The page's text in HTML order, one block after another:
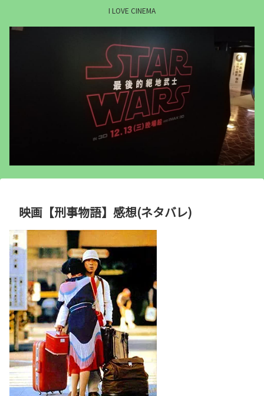
I LOVE CINEMA
映画【刑事物語】感想(ネタバレ)